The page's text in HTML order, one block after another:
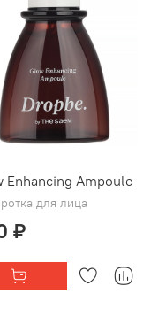
Enhancing Ampoule
для лица
₽